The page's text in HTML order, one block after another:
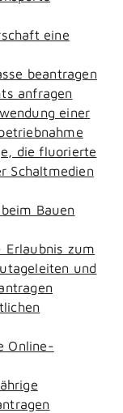
eine
beantragen
anfragen
einer
die fluorierte
Schaltmedien
Bauen
Erlaubnis zum
und
Online-